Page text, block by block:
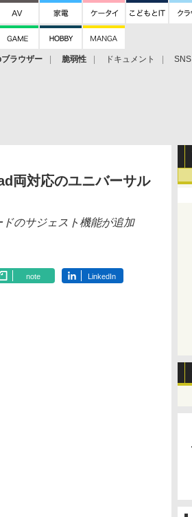
ラウザー 脆弱性 ドキュメント SNS
両対応のユニバーサル
のサジェスト機能が追加
note LinkedIn